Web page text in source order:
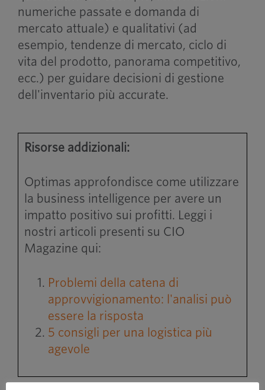
numeriche passate e domanda di
mercato attuale) e qualitativi (ad
esempio, tendenze di mercato, ciclo di
vita del prodotto, panorama competitivo,
ecc.) per guidare decisioni di gestione
dell'inventario più accurate.
Risorse addizionali:
Optimas approfondisce come utilizzare
la business intelligence per avere un
impatto positivo sui profitti. Leggi i
nostri articoli presenti su CIO
Magazine qui:
Problemi della catena di
approvvigionamento: l'analisi può
essere la risposta
5 consigli per una logistica più
agevole